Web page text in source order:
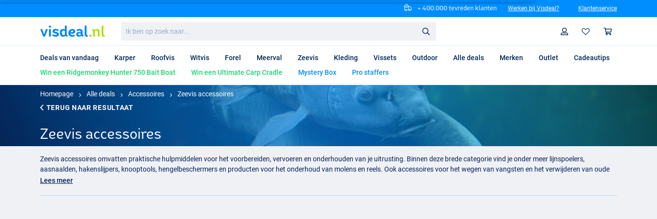
+ 400.000 tevreden klanten Werken bij Visdeal? Klantenservice
ben
op
naar...
Profiel
Deals van vandaag Karper Roofvis Witvis Forel Meerval Zeevis Kleding Vissets Outdoor Alle deals Merken Outlet
Cadeautips
Win een Ridgemonkey Hunter 750 Bait Boat
Win een Ultimate Carp Cradle Mystery Box Pro staffers
Homepage Alle deals Accessoires
Zeevis accessoires
TERUG NAAR RESULTAAT
Zeevis accessoires
Zeevis accessoires omvatten praktische hulpmiddelen voor het voorbereiden, vervoeren en onderhouden van je uitrusting. Binnen deze brede categorie vind je onder meer lijnspoelers,
aasnaalden, hakenslijpers, knooptools, hengelbeschermers en producten voor het onderhoud van molens en reels. Ook accessoires voor het wegen van vangsten en het verwijderen van oude
vislijn komen goed van pas. Voor de
Lees meer